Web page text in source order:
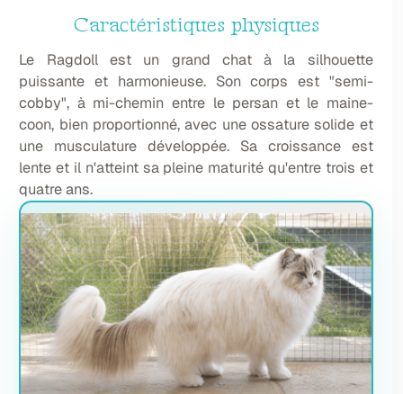
Caractéristiques physiques
Le Ragdoll est un grand chat à la silhouette
puissante et harmonieuse. Son corps est "semi-
cobby", à mi-chemin entre le persan et le maine-
coon, bien proportionné, avec une ossature solide et
une musculature développée. Sa croissance est
lente et il n'atteint sa pleine maturité qu'entre trois et
quatre ans.